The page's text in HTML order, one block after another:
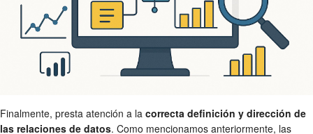
Finalmente, presta atención a la correcta definición y dirección de
las relaciones de datos. Como mencionamos anteriormente, las